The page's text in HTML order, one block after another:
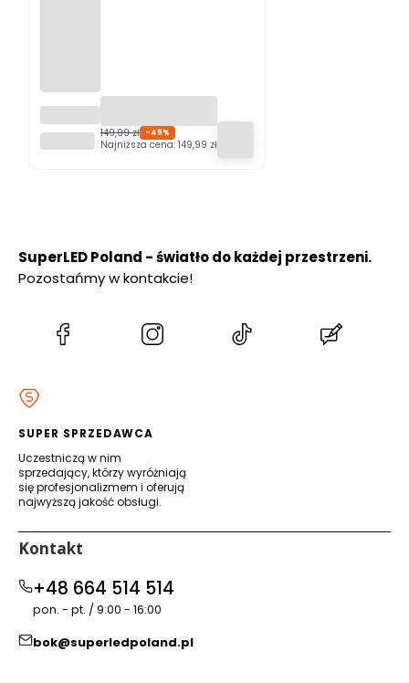
ogrodo
wa
149,99 zł -49%
Najniższa cena: 149,99 zł
SuperLED Poland - światło do każdej przestrzeni.
Pozostańmy w kontakcie!
(Otwiera
(Otwiera
(Otwiera
SUPER SPRZEDAWCA
Uczestniczą w nim
sprzedający, którzy wyróżniają
się profesjonalizmem i oferują
najwyższą jakość obsługi.
Kontakt
+48 664 514 514
pon. - pt. / 9:00 - 16:00
bok@superledpoland.pl